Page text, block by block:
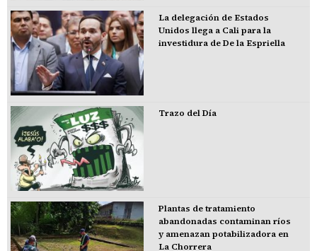
La delegación de Estados
Unidos llega a Cali para la
investidura de De la Espriella
Trazo del Día
Plantas de tratamiento
abandonadas contaminan ríos
y amenazan potabilizadora en
La Chorrera